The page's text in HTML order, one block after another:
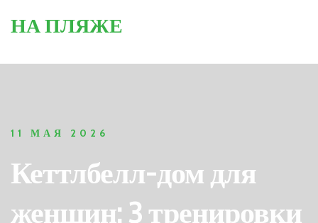
НА ПЛЯЖЕ
11 МАЯ 2026
Кеттлбелл-дом для
женщин: 3 тренировки